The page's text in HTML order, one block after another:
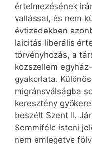
értelmezésének
vallással, és nem
évtizedekben
laicitás liberális
törvényhozás, a
közszellem
gyakorlata.
migránsválságba
keresztény
beszélt Szent II.
Semmiféle isteni
nem emlegetve